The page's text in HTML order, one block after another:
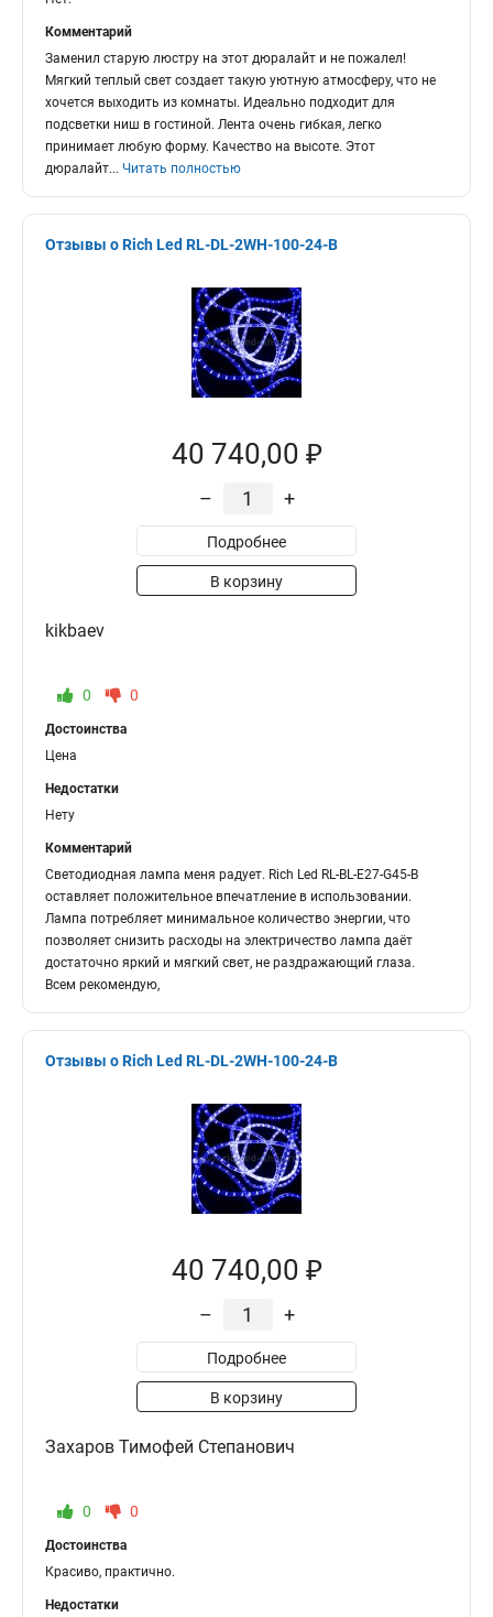
Комментарий
Заменил старую люстру на этот дюралайт и не пожалел!
Мягкий теплый свет создает такую уютную атмосферу, что не
хочется выходить из комнаты. Идеально подходит для
подсветки ниш в гостиной. Лента очень гибкая, легко
принимает любую форму. Качество на высоте. Этот
дюралайт... Читать полностью
Отзывы о Rich Led RL-DL-2WH-100-24-B
40 740,00 ₽
– +
Подробнее
В корзину
kikbaev
0 0
Достоинства
Цена
Недостатки
Нету
Комментарий
Светодиодная лампа меня радует. Rich Led RL-BL-E27-G45-B
оставляет положительное впечатление в использовании.
Лампа потребляет минимальное количество энергии, что
позволяет снизить расходы на электричество лампа даёт
достаточно яркий и мягкий свет, не раздражающий глаза.
Всем рекомендую,
Отзывы о Rich Led RL-DL-2WH-100-24-B
40 740,00 ₽
– +
Подробнее
В корзину
Захаров Тимофей Степанович
0 0
Достоинства
Красиво, практично.
Недостатки